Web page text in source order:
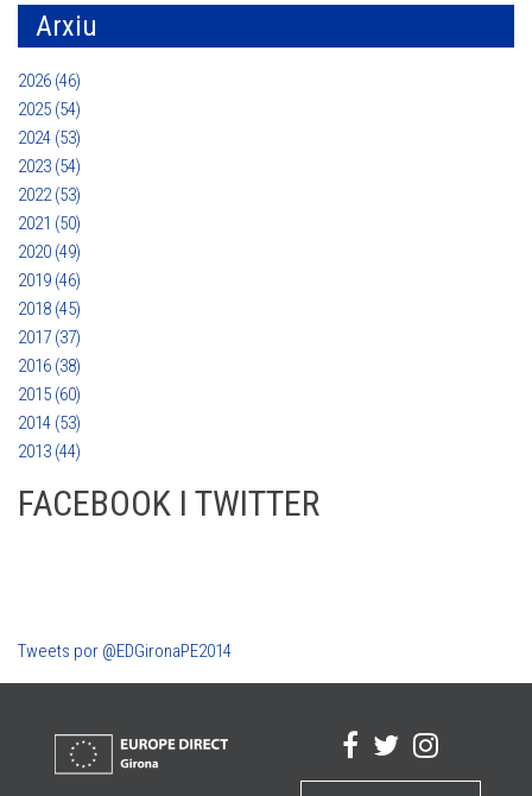
Arxiu
2026 (46)
2025 (54)
2024 (53)
2023 (54)
2022 (53)
2021 (50)
2020 (49)
2019 (46)
2018 (45)
2017 (37)
2016 (38)
2015 (60)
2014 (53)
2013 (44)
FACEBOOK I TWITTER
Tweets por @EDGironaPE2014